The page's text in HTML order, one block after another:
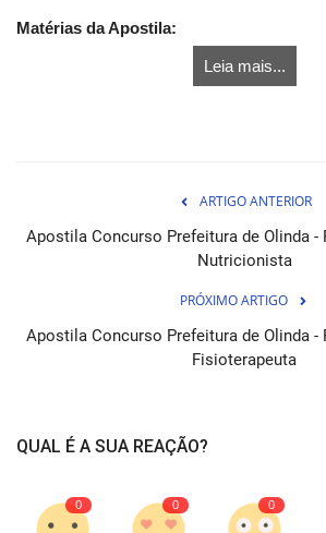
Matérias da Apostila:
Leia mais...
ARTIGO ANTERIOR
Apostila Concurso Prefeitura de Olinda -
Nutricionista
PRÓXIMO ARTIGO
Apostila Concurso Prefeitura de Olinda -
Fisioterapeuta
QUAL É A SUA REAÇÃO?
0 0 0